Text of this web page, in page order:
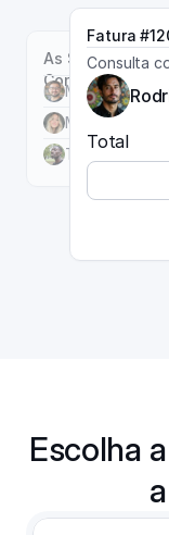
As Suas
Consultas
Miguel L.
Mariana C.
Tiago D.
Fatura
Consulta
Total
Escolha